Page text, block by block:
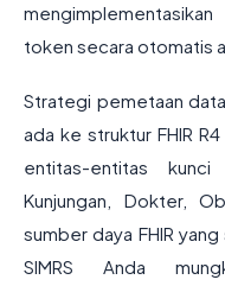
token secara otomatis
Strategi pemetaan data
ada ke struktur FHIR
entitas-entitas
Kunjungan, Dokter,
sumber daya FHIR
SIMRS Anda